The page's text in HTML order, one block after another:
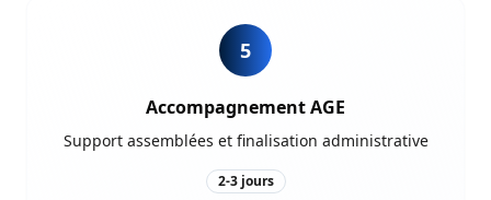
5
Accompagnement AGE
Support assemblées et finalisation administrative
2-3 jours